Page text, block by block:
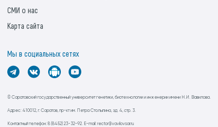
© Саратовский государственный университет генетики, биотехнологии и инженерии имени Н.И. Вавилова.
Адрес: 410012, г. Саратов, пр-кт им. Петра Столыпина, зд. 4, стр. 3.
Контактный телефон: 8 (8452) 23-32-92. E-mail: rector@vavilovsar.ru
СМИ о нас
Карта сайта
Мы в социальных сетях